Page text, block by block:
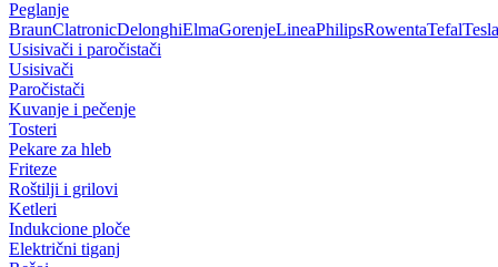
Peglanje
BraunClatronicDelonghiElmaGorenjeLineaPhilipsRowentaTefalTesla
Usisivači i paročistači
Usisivači
Paročistači
Kuvanje i pečenje
Tosteri
Pekare za hleb
Friteze
Roštilji i grilovi
Ketleri
Indukcione ploče
Električni tiganj